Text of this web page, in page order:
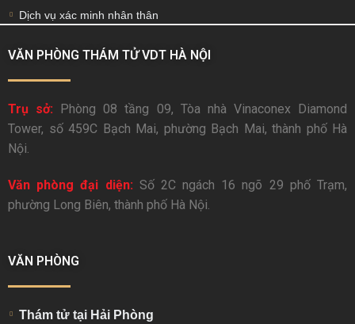
Dịch vụ xác minh nhân thân
VĂN PHÒNG THÁM TỬ VDT HÀ NỘI
Trụ sở: Phòng 08 tầng 09, Tòa nhà Vinaconex Diamond
Tower, số 459C Bạch Mai, phường Bạch Mai, thành phố Hà
Nội.
Văn phòng đại diện: Số 2C ngách 16 ngõ 29 phố Trạm,
phường Long Biên, thành phố Hà Nội.
VĂN PHÒNG
Thám tử tại Hải Phòng